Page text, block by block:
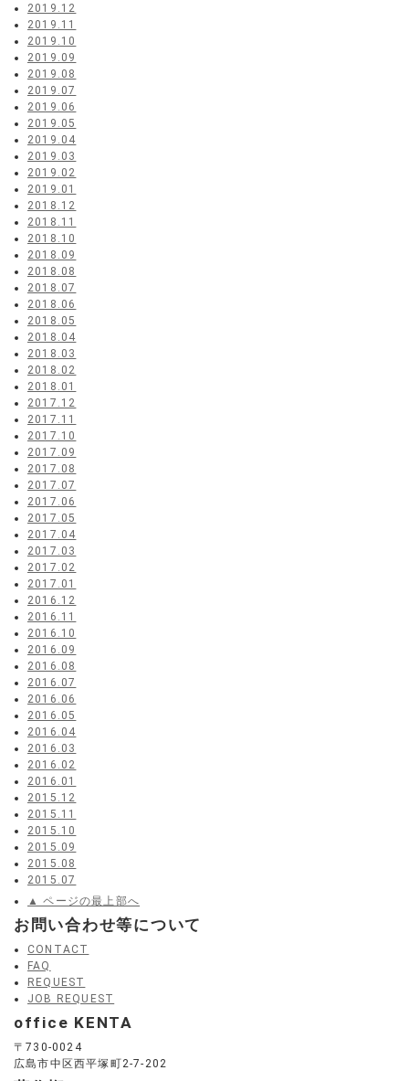
2019.12
2019.11
2019.10
2019.09
2019.08
2019.07
2019.06
2019.05
2019.04
2019.03
2019.02
2019.01
2018.12
2018.11
2018.10
2018.09
2018.08
2018.07
2018.06
2018.05
2018.04
2018.03
2018.02
2018.01
2017.12
2017.11
2017.10
2017.09
2017.08
2017.07
2017.06
2017.05
2017.04
2017.03
2017.02
2017.01
2016.12
2016.11
2016.10
2016.09
2016.08
2016.07
2016.06
2016.05
2016.04
2016.03
2016.02
2016.01
2015.12
2015.11
2015.10
2015.09
2015.08
2015.07
▲ ページの最上部へ
お問い合わせ等について
CONTACT
FAQ
REQUEST
JOB REQUEST
office KENTA
〒730-0024
広島市中区西平塚町2-7-202